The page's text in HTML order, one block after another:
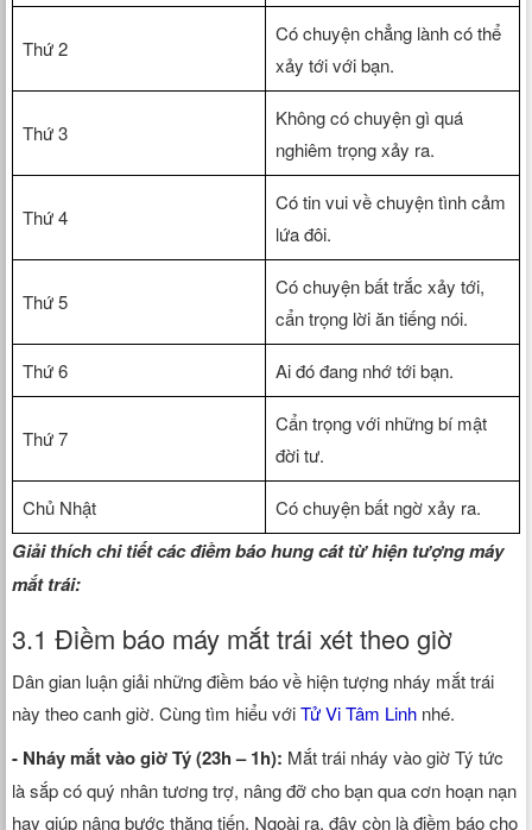
Thứ 2
Có chuyện chẳng lành có thể
xảy tới với bạn.
Thứ 3
Không có chuyện gì quá
nghiêm trọng xảy ra.
Thứ 4
Có tin vui về chuyện tình cảm
lứa đôi.
Thứ 5
Có chuyện bất trắc xảy tới,
cẩn trọng lời ăn tiếng nói.
Thứ 6 Ai đó đang nhớ tới bạn.
Thứ 7
Cẩn trọng với những bí mật
đời tư.
Chủ Nhật Có chuyện bất ngờ xảy ra.
Giải thích chi tiết các điềm báo hung cát từ hiện tượng máy
mắt trái:
3.1 Điềm báo máy mắt trái xét theo giờ
Dân gian luận giải những điềm báo về hiện tượng nháy mắt trái
này theo canh giờ. Cùng tìm hiểu vớiTử Vi Tâm Linh nhé.
- Nháy mắt vào giờ Tý (23h – 1h): Mắt trái nháy vào giờ Tý tức
là sắp có quý nhân tương trợ, nâng đỡ cho bạn qua cơn hoạn nạn
hay giúp nâng bước thăng tiến. Ngoài ra, đây còn là điềm báo cho